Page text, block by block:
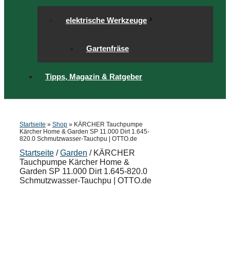
elektrische Werkzeuge
Gartenfräse
Tipps, Magazin & Ratgeber
Startseite » Shop » KÄRCHER Tauchpumpe
Kärcher Home & Garden SP 11.000 Dirt 1.645-
820.0 Schmutzwasser-Tauchpu | OTTO.de
Startseite /Garden / KÄRCHER
Tauchpumpe Kärcher Home &
Garden SP 11.000 Dirt 1.645-820.0
Schmutzwasser-Tauchpu | OTTO.de